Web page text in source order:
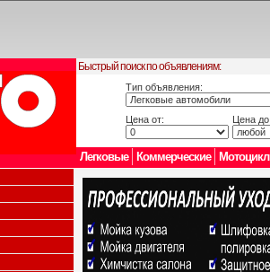
Быстрый поиск по объявлениям:
Тип объявления:
Цена от: Цена
Легковые Коммерческие